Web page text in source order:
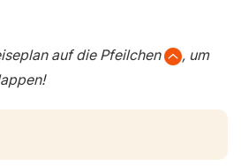
auf die Pfeilchen
, um